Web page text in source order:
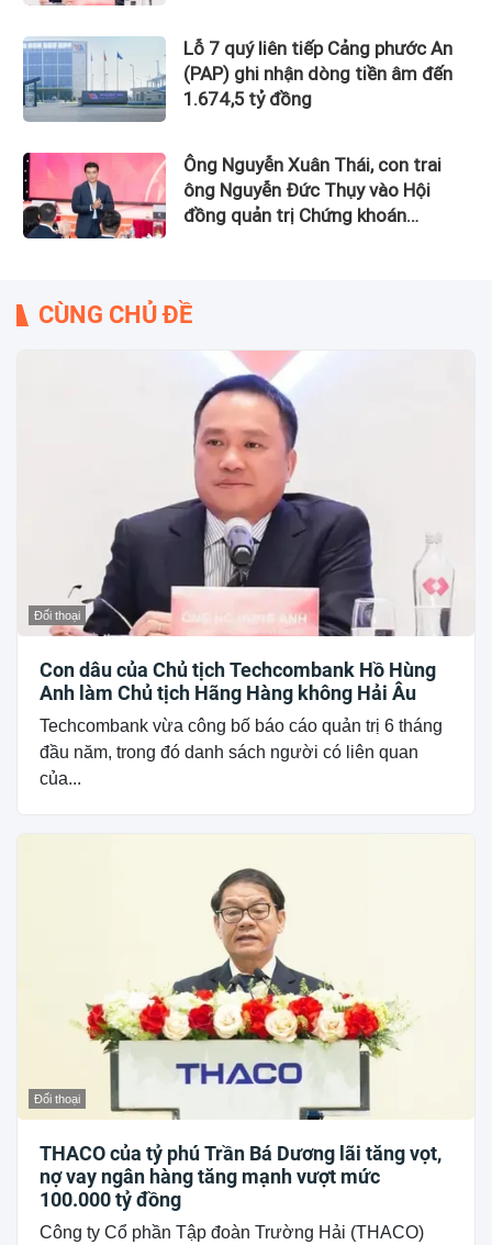
Lỗ 7 quý liên tiếp Cảng phước An
(PAP) ghi nhận dòng tiền âm đến
1.674,5 tỷ đồng
Ông Nguyễn Xuân Thái, con trai
ông Nguyễn Đức Thụy vào Hội
đồng quản trị Chứng khoán
CÙNG CHỦ ĐỀ
Đối thoại
Con dâu của Chủ tịch Techcombank Hồ Hùng
Anh làm Chủ tịch Hãng Hàng không Hải Âu
Techcombank vừa công bố báo cáo quản trị 6 tháng
đầu năm, trong đó danh sách người có liên quan
của...
Đối thoại
THACO của tỷ phú Trần Bá Dương lãi tăng vọt,
nợ vay ngân hàng tăng mạnh vượt mức
100.000 tỷ đồng
Công ty Cổ phần Tập đoàn Trường Hải (THACO)